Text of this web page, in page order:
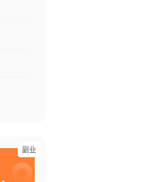
副业